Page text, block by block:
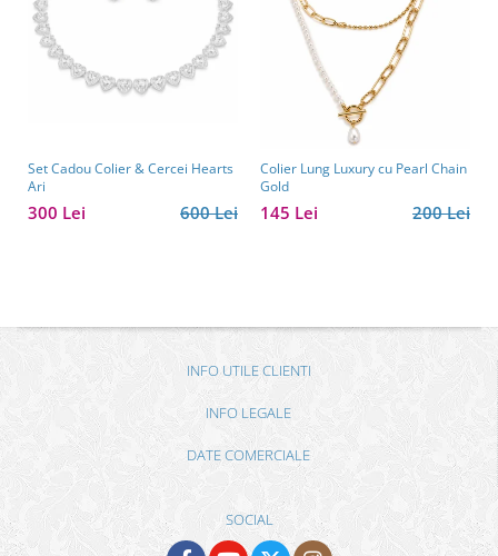
Set Cadou Colier & Cercei Hearts
Ari
600 Lei
300 Lei
Colier Lung Luxury cu Pearl Chain
Gold
200 Lei
145 Lei
INFO UTILE CLIENTI
INFO LEGALE
DATE COMERCIALE
SOCIAL